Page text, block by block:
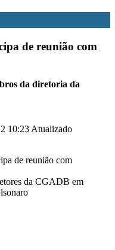
de reunião com
da diretoria da
10:23 Atualizado
da CGADB em